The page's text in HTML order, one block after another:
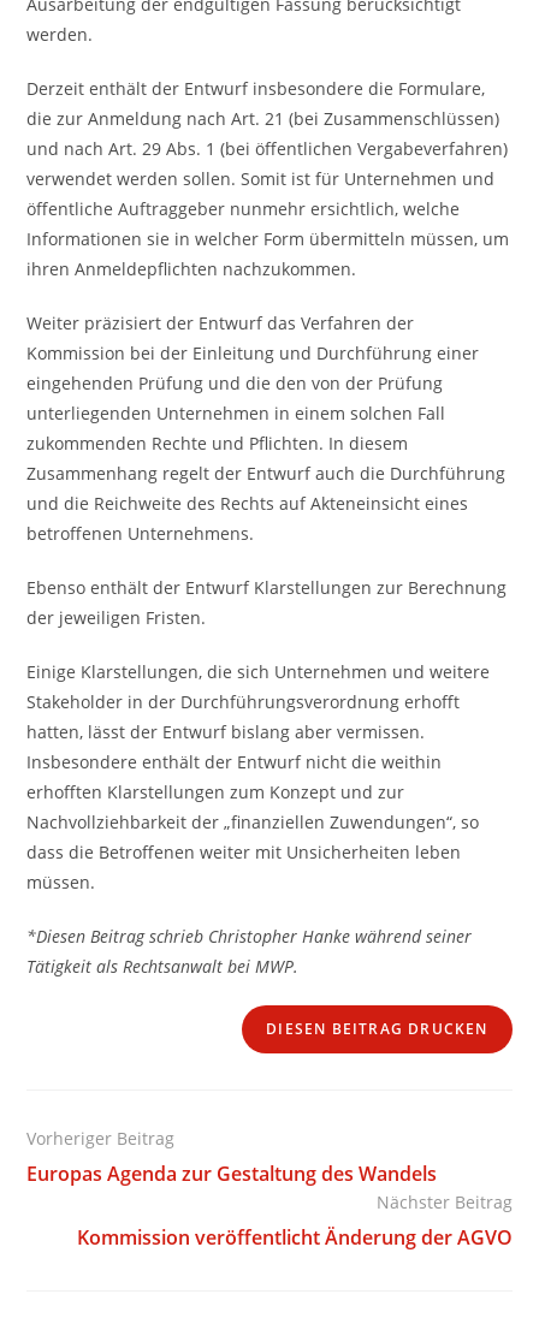
werden.
Derzeit enthält der Entwurf insbesondere die Formulare,
die zur Anmeldung nach Art. 21 (bei Zusammenschlüssen)
und nach Art. 29 Abs. 1 (bei öffentlichen Vergabeverfahren)
verwendet werden sollen. Somit ist für Unternehmen und
öffentliche Auftraggeber nunmehr ersichtlich, welche
Informationen sie in welcher Form übermitteln müssen, um
ihren Anmeldepflichten nachzukommen.
Weiter präzisiert der Entwurf das Verfahren der
Kommission bei der Einleitung und Durchführung einer
eingehenden Prüfung und die den von der Prüfung
unterliegenden Unternehmen in einem solchen Fall
zukommenden Rechte und Pflichten. In diesem
Zusammenhang regelt der Entwurf auch die Durchführung
und die Reichweite des Rechts auf Akteneinsicht eines
betroffenen Unternehmens.
Ebenso enthält der Entwurf Klarstellungen zur Berechnung
der jeweiligen Fristen.
Einige Klarstellungen, die sich Unternehmen und weitere
Stakeholder in der Durchführungsverordnung erhofft
hatten, lässt der Entwurf bislang aber vermissen.
Insbesondere enthält der Entwurf nicht die weithin
erhofften Klarstellungen zum Konzept und zur
Nachvollziehbarkeit der „finanziellen Zuwendungen“, so
dass die Betroffenen weiter mit Unsicherheiten leben
müssen.
*Diesen Beitrag schrieb Christopher Hanke während seiner
Tätigkeit als Rechtsanwalt bei MWP.
DIESEN BEITRAG DRUCKEN
Weitere
ansehen
Vorheriger Beitrag
Europas Agenda zur Gestaltung des Wandels
Nächster Beitrag
Kommission veröffentlicht Änderung der AGVO